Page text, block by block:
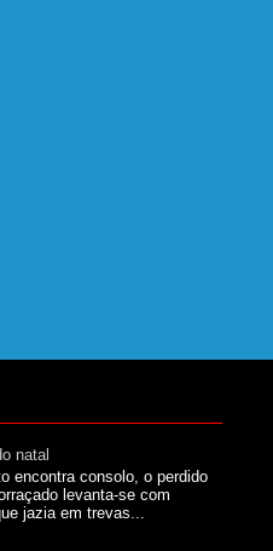
natal
encontra consolo, o perdido
levanta-se com
jazia em trevas...